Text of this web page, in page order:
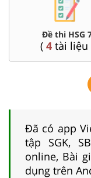
Đề thi HSG
( 4tài liệu
Đã có app
tập SGK,
online, Bài
dụng trên